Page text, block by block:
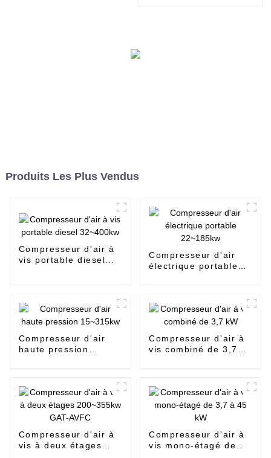
Produits Les Plus Vendus
Compresseur d'air à
vis portable diesel
Compresseur d'air
électrique portable
Compresseur d'air
haute pression
Compresseur d'air à
vis combiné de 3,7
Compresseur d'air à
vis à deux étages
Compresseur d'air à
vis mono-étagé de